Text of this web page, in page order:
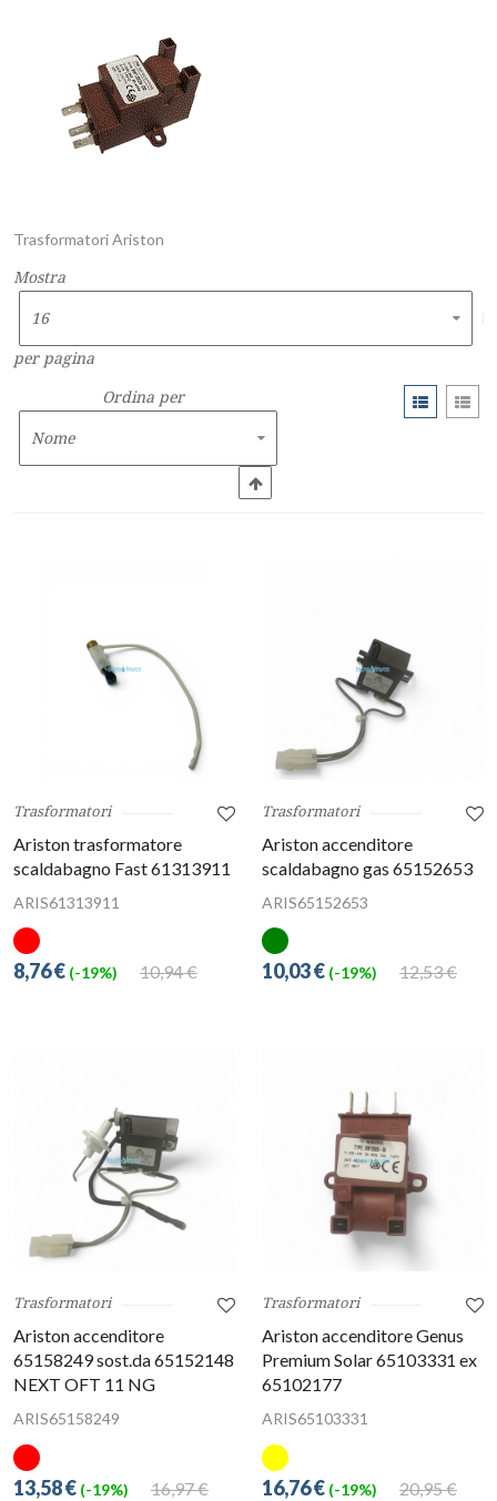
Trasformatori Ariston
Mostra
per pagina
Ordina per
Trasformatori
Ariston trasformatore
scaldabagno Fast 61313911
ARIS61313911
10,94 €
8,76 € (-19%)
Trasformatori
Ariston accenditore
scaldabagno gas 65152653
ARIS65152653
12,53 €
10,03 € (-19%)
Trasformatori
Ariston accenditore
65158249 sost.da 65152148
NEXT OFT 11 NG
ARIS65158249
16,97 €
13,58 € (-19%)
Trasformatori
Ariston accenditore Genus
Premium Solar 65103331 ex
65102177
ARIS65103331
20,95 €
16,76 € (-19%)